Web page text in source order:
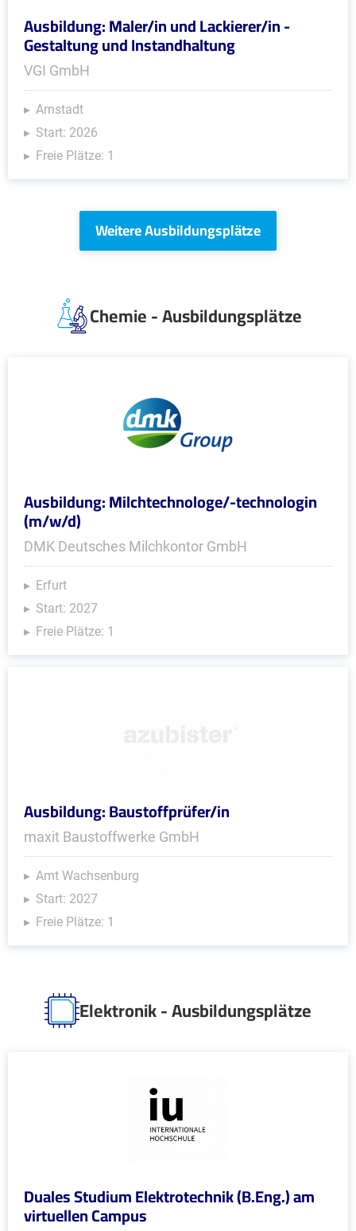
Ausbildung: Maler/in und Lackierer/in -
Gestaltung und Instandhaltung
VGI GmbH
Arnstadt
Start: 2026
Freie Plätze: 1
Weitere Ausbildungsplätze
Chemie - Ausbildungsplätze
Ausbildung: Milchtechnologe/-technologin
(m/w/d)
DMK Deutsches Milchkontor GmbH
Erfurt
Start: 2027
Freie Plätze: 1
Ausbildung: Baustoffprüfer/in
maxit Baustoffwerke GmbH
Amt Wachsenburg
Start: 2027
Freie Plätze: 1
Elektronik - Ausbildungsplätze
Duales Studium Elektrotechnik (B.Eng.) am
virtuellen Campus